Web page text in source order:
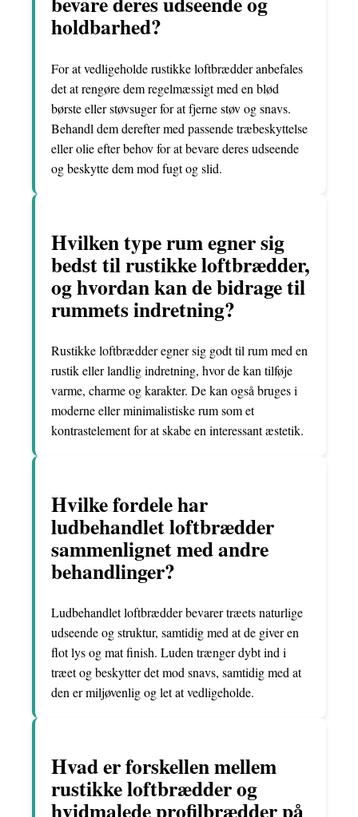
holdbarhed?
For at vedligeholde rustikke loftbrædder anbefales
det at rengøre dem regelmæssigt med en blød
børste eller støvsuger for at fjerne støv og snavs.
Behandl dem derefter med passende træbeskyttelse
eller olie efter behov for at bevare deres udseende
og beskytte dem mod fugt og slid.
Hvilken type rum egner sig
bedst til rustikke loftbrædder,
og hvordan kan de bidrage til
rummets indretning?
Rustikke loftbrædder egner sig godt til rum med en
rustik eller landlig indretning, hvor de kan tilføje
varme, charme og karakter. De kan også bruges i
moderne eller minimalistiske rum som et
kontrastelement for at skabe en interessant æstetik.
Hvilke fordele har
ludbehandlet loftbrædder
sammenlignet med andre
behandlinger?
Ludbehandlet loftbrædder bevarer træets naturlige
udseende og struktur, samtidig med at de giver en
flot lys og mat finish. Luden trænger dybt ind i
træet og beskytter det mod snavs, samtidig med at
den er miljøvenlig og let at vedligeholde.
Hvad er forskellen mellem
rustikke loftbrædder og
hvidmalede profilbrædder på